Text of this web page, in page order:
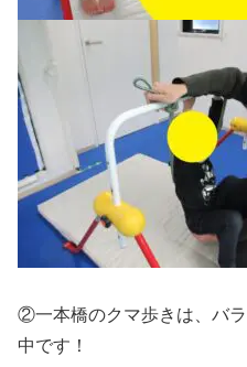
②一本橋のクマ歩きは、バ
中です！